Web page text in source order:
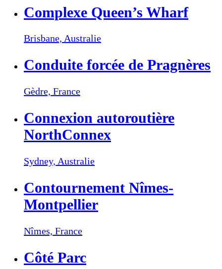
Complexe Queen’s Wharf
Brisbane, Australie
Conduite forcée de Pragnères
Gèdre, France
Connexion autoroutière
NorthConnex
Sydney, Australie
Contournement Nîmes-
Montpellier
Nîmes, France
Côté Parc